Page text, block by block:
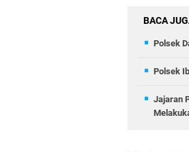
BACA
Polsek
Polsek
Jajaran